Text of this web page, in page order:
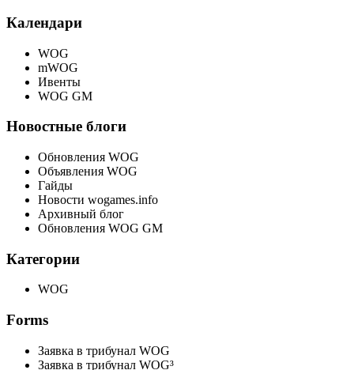
Календари
WOG
mWOG
Ивенты
WOG GM
Новостные блоги
Обновления WOG
Объявления WOG
Гайды
Новости wogames.info
Архивный блог
Обновления WOG GM
Категории
WOG
Forms
Заявка в трибунал WOG
Заявка в трибунал WOG³